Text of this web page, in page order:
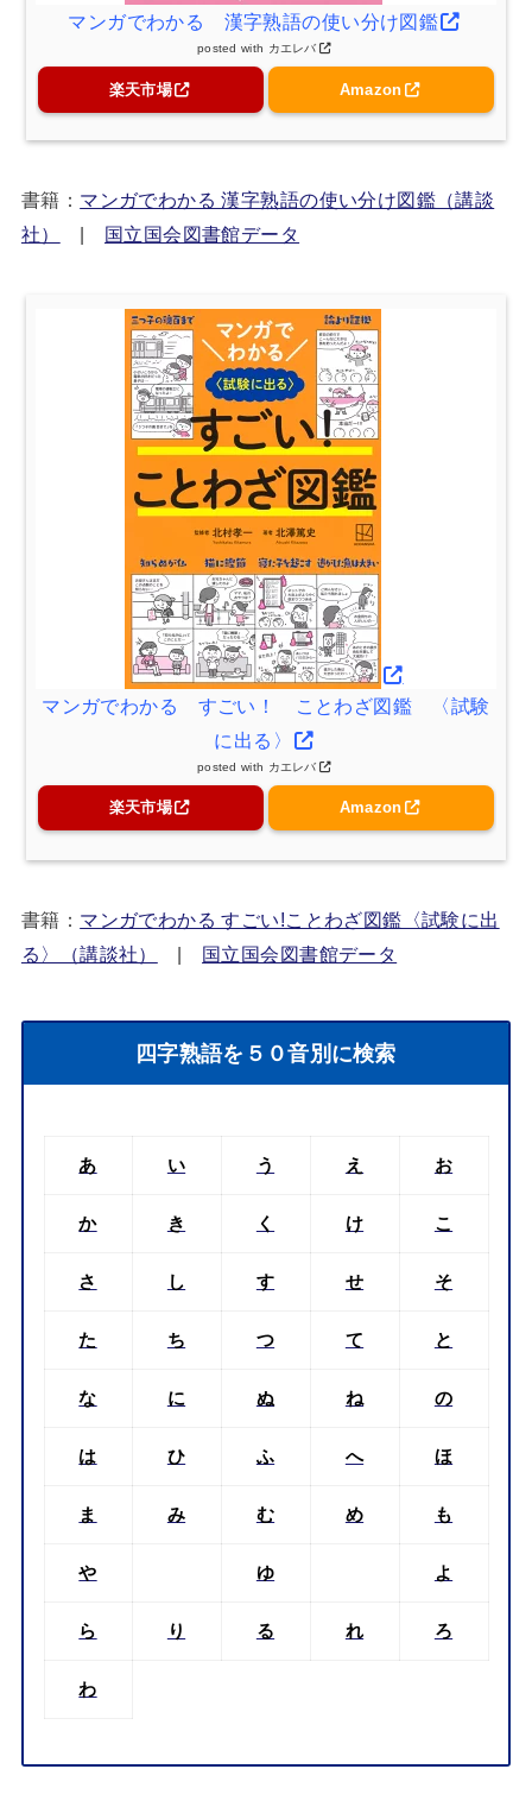
マンガでわかる 漢字熟語の使い分け図鑑
posted with カエレバ
楽天市場 Amazon
書籍： マンガでわかる 漢字熟語の使い分け図鑑（講談
社）
国立国会図書館データ
マンガでわかる すごい！ ことわざ図鑑 〈試験
に出る〉
posted with カエレバ
楽天市場 Amazon
書籍： マンガでわかる すごい!ことわざ図鑑〈試験に出
る〉（講談社）
| 国立国会図書館データ
四字熟語を５０音別に検索
あ い う え お
か き く け こ
さ し す せ そ
た ち つ て と
な に ぬ ね の
は ひ ふ へ ほ
ま み む め も
や ゆ よ
ら り る れ ろ
わ